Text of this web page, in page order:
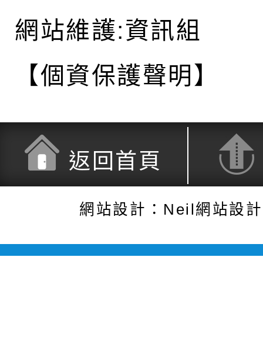
網站維護:資訊組
【個資保護聲明】
返回首頁
網站設計：Neil網站設